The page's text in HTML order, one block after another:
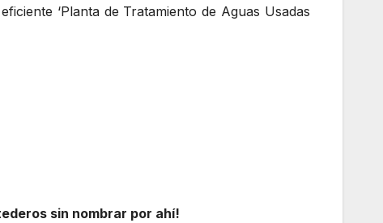
‘Planta de Tratamiento de Aguas Usadas
sin nombrar por ahí!